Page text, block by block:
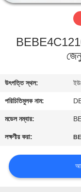
কারখানা
যোগাযোগ
করুন
উদ্ধৃতির
জন্য
আবেদন
উৎপত্তি স্থল:
পরিচিতিমুলক নাম:
মডেল নম্বার:
লক্ষণীয় করা: